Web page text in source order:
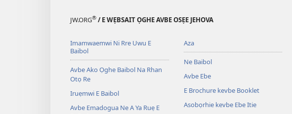
JW.ORG® / E WẸBSAIT ỌGHE AVBE OSẸE JEHOVA
Imamwaemwi Ni Rre Uwu E
Baibol
Avbe Ako Ọghe Baibol Na Rhan
Otọ Re
Iruẹmwi E Baibol
Avbe Emadogua Ne A Ya Ruẹ E
Aza
Ne Baibol
Avbe Ebe
E Brochure kevbe Booklet
Asobọrhie kevbe Ebe Itie